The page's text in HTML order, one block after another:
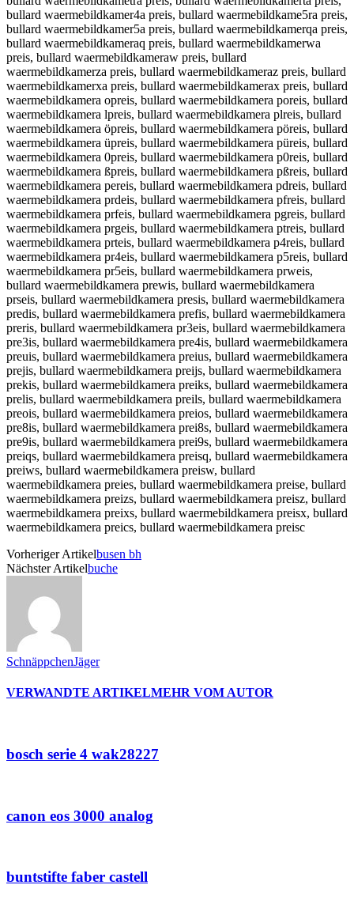
Vorheriger Artikelbusen bh
Nächster Artikelbuche
SchnäppchenJäger
VERWANDTE ARTIKELMEHR VOM AUTOR
bosch serie 4 wak28227
canon eos 3000 analog
buntstifte faber castell